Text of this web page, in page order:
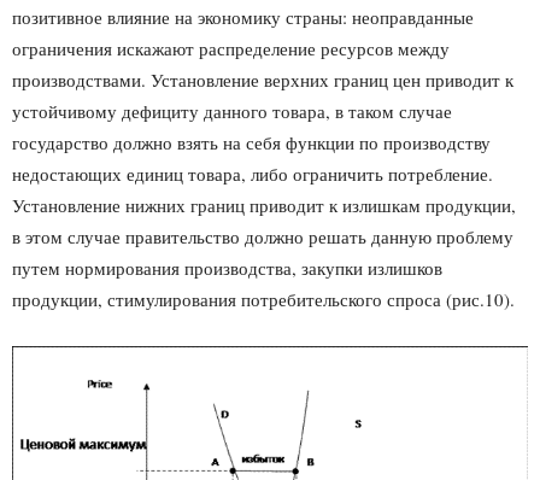
позитивное влияние на экономику страны: неоправданные
ограничения искажают распределение ресурсов между
производствами. Установление верхних границ цен приводит к
устойчивому дефициту данного товара, в таком случае
государство должно взять на себя функции по производству
недостающих единиц товара, либо ограничить потребление.
Установление нижних границ приводит к излишкам продукции,
в этом случае правительство должно решать данную проблему
путем нормирования производства, закупки излишков
продукции, стимулирования потребительского спроса (рис.10).